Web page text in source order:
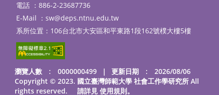
電話 ：886-2-23687736
E-Mail ： sw@deps.ntnu.edu.tw
系所位置：106台北市大安區和平東路1段162號樸大樓5樓
瀏覽人數 : 0000000499 ｜
更新日期 : 2026/08/06
Copyright © 2023. 國立臺灣師範大學 社會工作學研究所 All
rights reserved. 請詳見 使用規則。